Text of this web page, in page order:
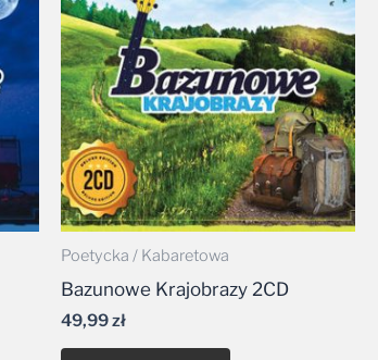
Poetycka / Kabaretowa
Bazunowe Krajobrazy 2CD
49,99zł